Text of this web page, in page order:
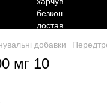
добавки
мг 10